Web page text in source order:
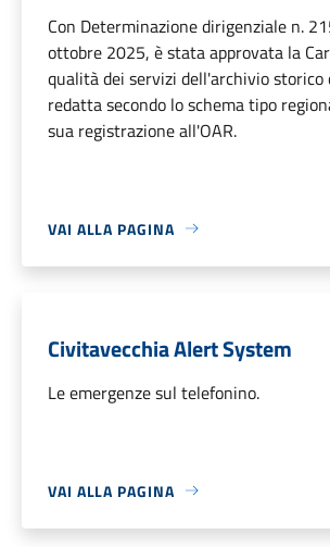
Con Determinazione dirigenziale n.
ottobre 2025, è stata approvata la
qualità dei servizi dell'archivio storico
redatta secondo lo schema tipo
sua registrazione all'OAR.
VAI ALLA PAGINA
Civitavecchia Alert System
Le emergenze sul telefonino.
VAI ALLA PAGINA